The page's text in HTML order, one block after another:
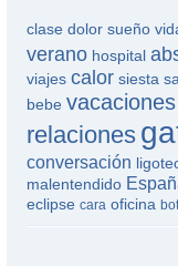
clase dolor sueño
verano hospital
viajes calor siesta
bebe vacaciones
relaciones
conversación
malentendido
eclipse cara oficina